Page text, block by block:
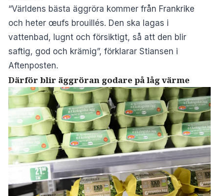
“Världens bästa äggröra kommer från Frankrike
och heter œufs brouillés. Den ska lagas i
vattenbad, lugnt och försiktigt, så att den blir
saftig, god och krämig”, förklarar Stiansen i
Aftenposten.
Därför blir äggröran godare på låg värme